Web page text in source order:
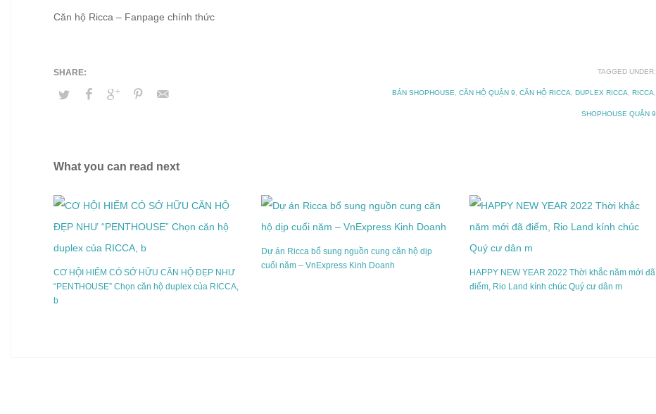
Căn hộ Ricca – Fanpage chính thức
TAGGED UNDER:
BÁN SHOPHOUSE CĂN HỘ QUẬN 9 CĂN HỘ RICCA DUPLEX RICCA RICCA
SHOPHOUSE QUẬN 9
What you can read next
CƠ HỘI HIẾM CÓ SỞ HỮU CĂN HỘ ĐẸP NHƯ
“PENTHOUSE” Chọn căn hộ duplex của RICCA,
b
Dự án Ricca bổ sung nguồn cung căn hộ dịp
cuối năm – VnExpress Kinh Doanh
HAPPY NEW YEAR 2022 Thời khắc năm mới đã
điểm, Rio Land kính chúc Quý cư dân m